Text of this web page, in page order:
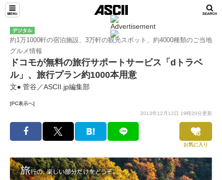
デジタル
約1万1000軒の宿泊施設、3万軒の観光スポット、約4000種類のご当地
グルメ情報
ドコモが無料の旅行サポートサービス「dトラベ
ル」、旅行プラン約1000本用意
文● 菅谷／ASCII.jp編集部
[PC表示へ]
2013年12月12日 19時20分更新
お気に入り